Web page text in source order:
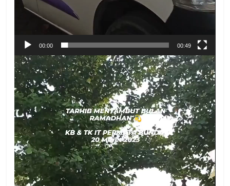
00:00 00:49
Video
Player